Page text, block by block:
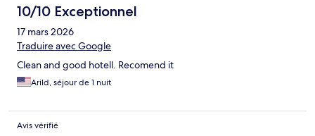
10/10 Exceptionnel
17 mars 2026
Traduire avec Google
Clean and good hotell. Recomend it
Arild, séjour de 1 nuit
Avis vérifié